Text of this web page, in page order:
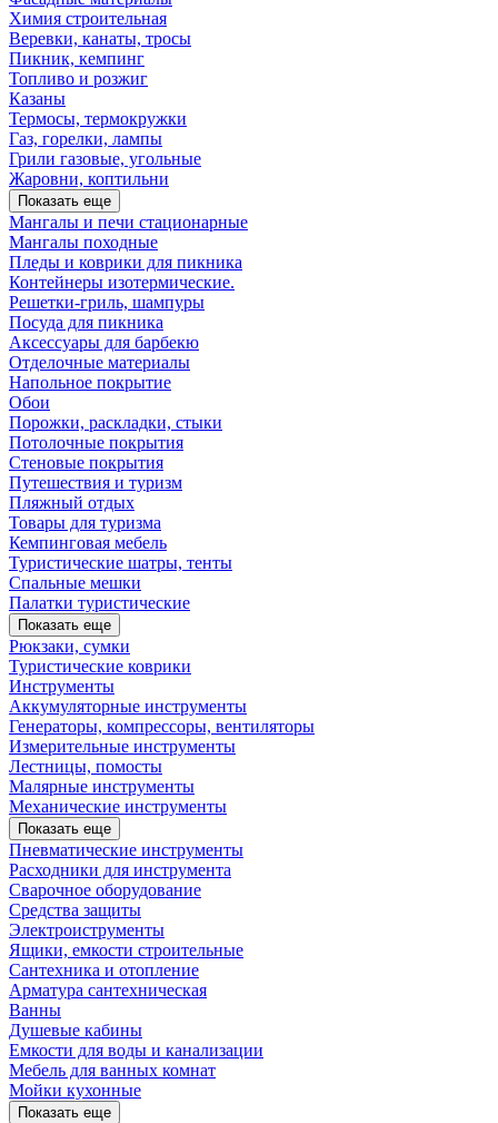
Химия строительная
Веревки, канаты, тросы
Пикник, кемпинг
Топливо и розжиг
Казаны
Термосы, термокружки
Газ, горелки, лампы
Грили газовые, угольные
Жаровни, коптильни
Показать еще
Мангалы и печи стационарные
Мангалы походные
Пледы и коврики для пикника
Контейнеры изотермические.
Решетки-гриль, шампуры
Посуда для пикника
Аксессуары для барбекю
Отделочные материалы
Напольное покрытие
Обои
Порожки, раскладки, стыки
Потолочные покрытия
Стеновые покрытия
Путешествия и туризм
Пляжный отдых
Товары для туризма
Кемпинговая мебель
Туристические шатры, тенты
Спальные мешки
Палатки туристические
Показать еще
Рюкзаки, сумки
Туристические коврики
Инструменты
Аккумуляторные инструменты
Генераторы, компрессоры, вентиляторы
Измерительные инструменты
Лестницы, помосты
Малярные инструменты
Механические инструменты
Показать еще
Пневматические инструменты
Расходники для инструмента
Сварочное оборудование
Средства защиты
Электроиструменты
Ящики, емкости строительные
Сантехника и отопление
Арматура сантехническая
Ванны
Душевые кабины
Емкости для воды и канализации
Мебель для ванных комнат
Мойки кухонные
Показать еще